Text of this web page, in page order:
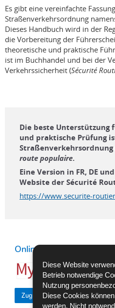
Diese Website
Betrieb notwendige
Nutzung
Diese Cookies
werden. Nicht
Es gibt eine vereinfachte
Straßenverkehrsordnung
Dieses Handbuch wird in der
die Vorbereitung der
theoretische und praktische
ist im Buchhandel und bei der
Verkehrssicherheit (Sécurité
Die beste Unterstützung
und praktische Prüfung
Straßenverkehrsordnung
route populaire.
Eine Version in FR, DE
Website der Sécurité
https://www.securite-
Online-Vorgang MIT
Zugang zum Online-Dienst